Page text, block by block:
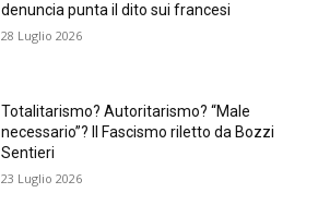
denuncia punta il dito sui francesi
28 Luglio 2026
Totalitarismo? Autoritarismo? “Male
necessario”? Il Fascismo riletto da Bozzi
Sentieri
23 Luglio 2026